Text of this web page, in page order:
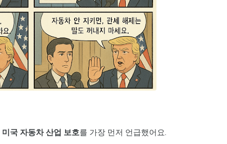
미국 자동차 산업 보호를 가장 먼저 언급했어요.